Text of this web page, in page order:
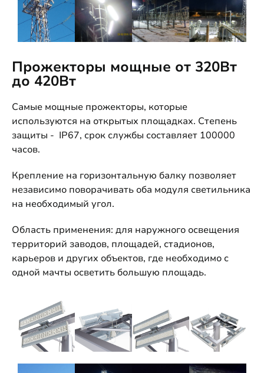
Прожекторы мощные от 320Вт
до 420Вт
Самые мощные прожекторы, которые
используются на открытых площадках. Степень
защиты - IP67, срок службы составляет 100000
часов.
Крепление на горизонтальную балку позволяет
независимо поворачивать оба модуля светильника
на необходимый угол.
Область применения: для наружного освещения
территорий заводов, площадей, стадионов,
карьеров и других объектов, где необходимо с
одной мачты осветить большую площадь.